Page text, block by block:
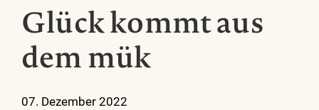
Glück kommt aus
dem mük
07. Dezember 2022